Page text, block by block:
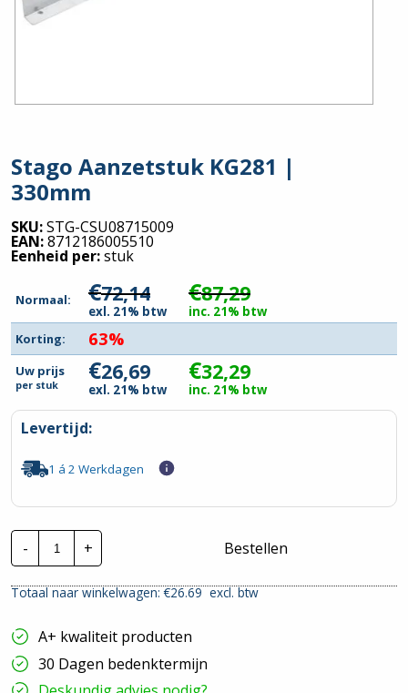
Stago Aanzetstuk KG281 |
330mm
SKU:STG-CSU08715009
EAN:8712186005510
Eenheid per:stuk
Normaal: €72,14
exl. 21% btw
€87,29
inc. 21% btw
Korting:
63%
Uw prijs
per stuk €26,69
exl. 21% btw
€32,29
inc. 21% btw
Levertijd:
1 á 2 Werkdagen
-
Stago
Aanzetstuk
KG281
330mm
+ Bestellen
Totaal naar winkelwagen: €26.69excl. btw
A+ kwaliteit producten
30 Dagen bedenktermijn